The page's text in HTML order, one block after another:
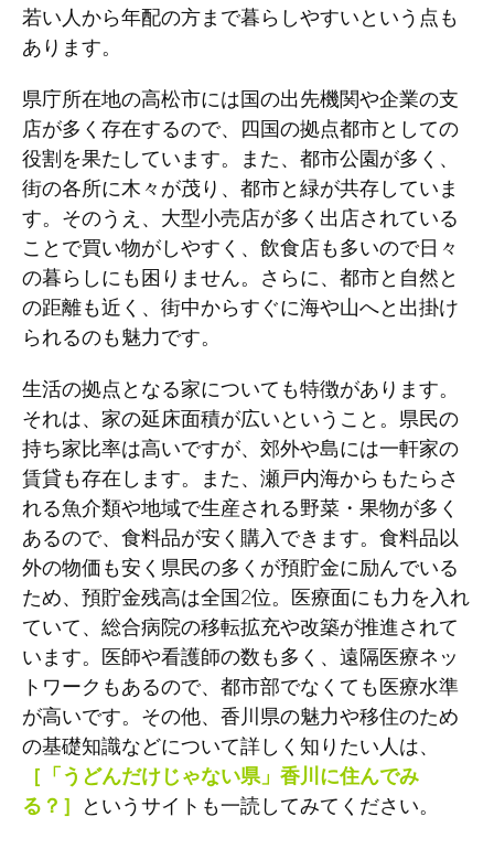
若い人から年配の方まで暮らしやすいという点も
あります。
県庁所在地の高松市には国の出先機関や企業の支
店が多く存在するので、四国の拠点都市としての
役割を果たしています。また、都市公園が多く、
街の各所に木々が茂り、都市と緑が共存していま
す。そのうえ、大型小売店が多く出店されている
ことで買い物がしやすく、飲食店も多いので日々
の暮らしにも困りません。さらに、都市と自然と
の距離も近く、街中からすぐに海や山へと出掛け
られるのも魅力です。
生活の拠点となる家についても特徴があります。
それは、家の延床面積が広いということ。県民の
持ち家比率は高いですが、郊外や島には一軒家の
賃貸も存在します。また、瀬戸内海からもたらさ
れる魚介類や地域で生産される野菜・果物が多く
あるので、食料品が安く購入できます。食料品以
外の物価も安く県民の多くが預貯金に励んでいる
ため、預貯金残高は全国2位。医療面にも力を入れ
ていて、総合病院の移転拡充や改築が推進されて
います。医師や看護師の数も多く、遠隔医療ネッ
トワークもあるので、都市部でなくても医療水準
が高いです。その他、香川県の魅力や移住のため
の基礎知識などについて詳しく知りたい人は、
［ 「うどんだけじゃない県」香川に住んでみ
る？ ］ というサイトも一読してみてください。